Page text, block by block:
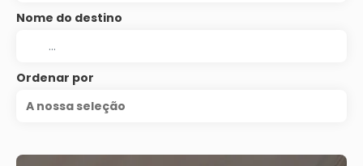
Nome do destino
Ordenar por
A nossa seleção